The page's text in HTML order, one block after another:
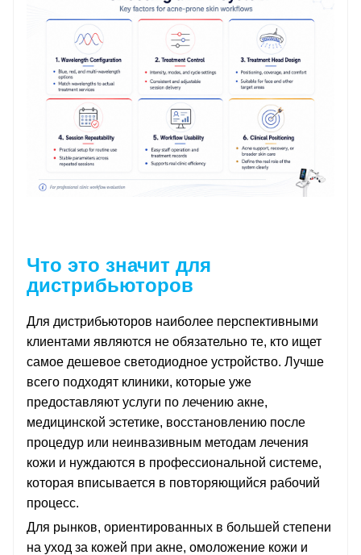
Что это значит для
дистрибьюторов
Для дистрибьюторов наиболее перспективными
клиентами являются не обязательно те, кто ищет
самое дешевое светодиодное устройство. Лучше
всего подходят клиники, которые уже
предоставляют услуги по лечению акне,
медицинской эстетике, восстановлению после
процедур или неинвазивным методам лечения
кожи и нуждаются в профессиональной системе,
которая вписывается в повторяющийся рабочий
процесс.
Для рынков, ориентированных в большей степени
на уход за кожей при акне, омоложение кожи и